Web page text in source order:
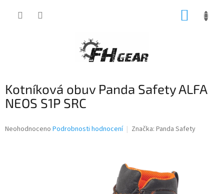
Kotníková obuv Panda Safety ALFA
NEOS S1P SRC
Průměrné
Neohodnoceno Podrobnosti hodnocení Značka: Panda Safety